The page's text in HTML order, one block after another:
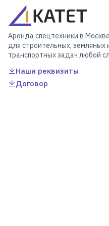
Аренда спецтехники в
для строительных, земляных
транспортных задач любой
Наши реквизиты
Договор